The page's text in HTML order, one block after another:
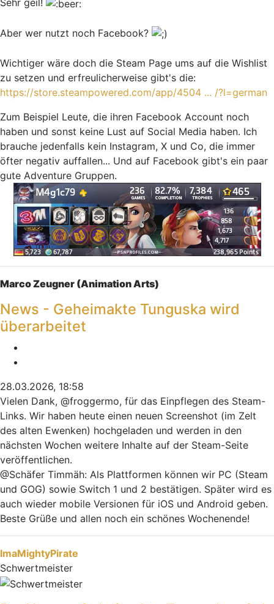
Sehr geil!
Aber wer nutzt noch Facebook?
Wichtiger wäre doch die Steam Page ums auf die Wishlist
zu setzen und erfreulicherweise gibt's die:
https://store.steampowered.com/app/4504 ... /?l=german
Zum Beispiel Leute, die ihren Facebook Account noch
haben und sonst keine Lust auf Social Media haben. Ich
brauche jedenfalls kein Instagram, X und Co, die immer
öfter negativ auffallen... Und auf Facebook gibt's ein paar
gute Adventure Gruppen.
Nach oben
Marco Zeugner (Animation Arts)
News - Geheimakte Tunguska wird
überarbeitet
28.03.2026, 18:58
Vielen Dank, @froggermo, für das Einpflegen des Steam-
Links. Wir haben heute einen neuen Screenshot (im Zelt
des alten Ewenken) hochgeladen und werden in den
nächsten Wochen weitere Inhalte auf der Steam-Seite
veröffentlichen.
@Schäfer Timmäh: Als Plattformen können wir PC (Steam
und GOG) sowie Switch 1 und 2 bestätigen. Später wird es
auch wieder mobile Versionen für iOS und Android geben.
Beste Grüße und allen noch ein schönes Wochenende!
Nach oben
ImaMightyPirate
Schwertmeister